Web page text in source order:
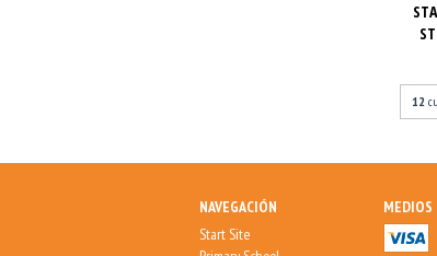
12
NAVEGACIÓN
Start Site
MEDIOS